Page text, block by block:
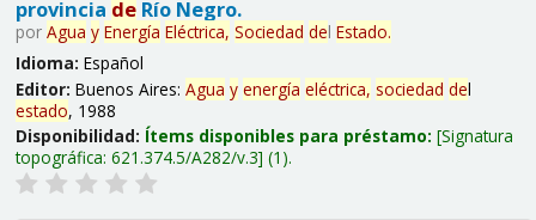
provincia deRío Negro.
por Agua y Energía Eléctrica, Sociedad del Estado.
Idioma: Español
Editor: Buenos Aires: Agua y energía eléctrica, sociedad del
estado, 1988
Disponibilidad: Ítems disponibles para préstamo: Signatura
topográfica: 621.374.5/A282/v.3 (1).